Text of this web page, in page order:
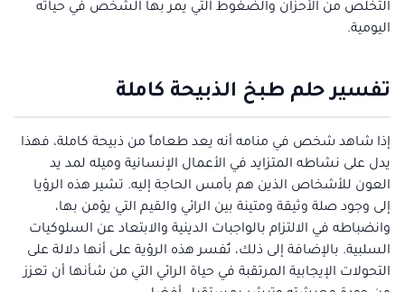
التخلص من الأحزان والضغوط التي يمر بها الشخص في حياته
اليومية.
تفسير حلم طبخ الذبيحة كاملة
إذا شاهد شخص في منامه أنه يعد طعاماً من ذبيحة كاملة، فهذا
يدل على نشاطه المتزايد في الأعمال الإنسانية وميله لمد يد
العون للأشخاص الذين هم بأمس الحاجة إليه. تشير هذه الرؤيا
إلى وجود صلة وثيقة ومتينة بين الرائي والقيم التي يؤمن بها،
وانضباطه في الالتزام بالواجبات الدينية والابتعاد عن السلوكيات
السلبية. بالإضافة إلى ذلك، تُفسر هذه الرؤية على أنها دلالة على
التحولات الإيجابية المرتقبة في حياة الرائي التي من شأنها أن تعزز